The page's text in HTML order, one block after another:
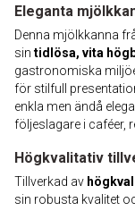
Eleganta
Denna mjölkkanna
sin tidlösa, vita
gastronomiska
för stilfull
enkla men ändå
följeslagare i caféer,
Högkvalitativ
Tillverkad av
sin robusta kvalitet